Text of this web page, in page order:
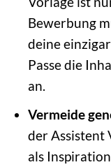
Bewerbung
deine
Passe die
an.
Vermeide
der Assistent
als